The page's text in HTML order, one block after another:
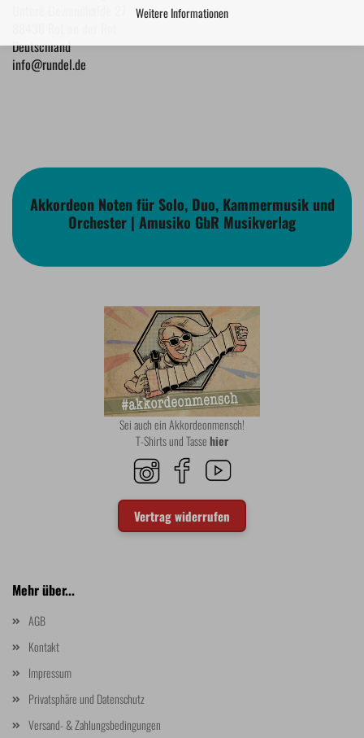
Weitere Informationen
Deutschland
info@rundel.de
Akkordeon Noten für Solo, Duo, Kammermusik und
Orchester | Amusiko GbR Musikverlag
Sei auch ein Akkordeonmensch!
T-Shirts und Tassehier
Vertrag widerrufen
Mehr über...
AGB
Kontakt
Impressum
Privatsphäre und Datenschutz
Versand- & Zahlungsbedingungen